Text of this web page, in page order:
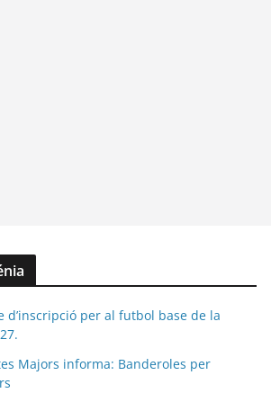
d’inscripció per al futbol base de la
Majors informa: Banderoles per